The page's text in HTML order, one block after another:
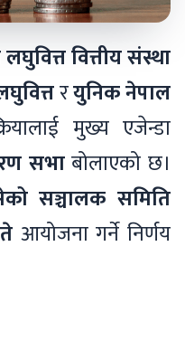
वित्तीय संस्था
रयुनिक नेपाल
मुख्य एजेन्डा
सभाबोलाएको छ।
सञ्चालक समिति
आयोजना गर्ने निर्णय